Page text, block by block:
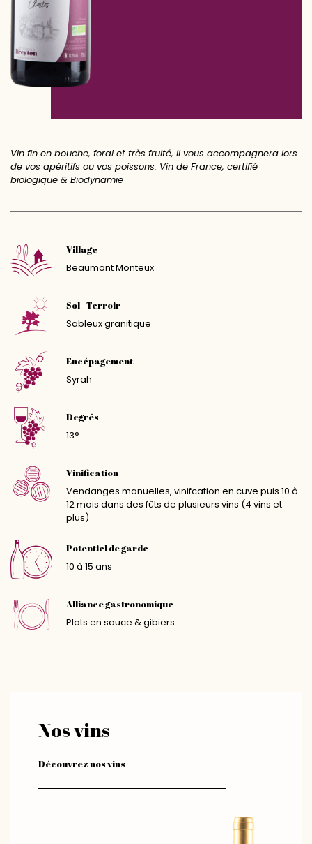
Vin fin en bouche, foral et très fruité, il vous accompagnera lors
de vos apéritifs ou vos poissons. Vin de France, certifié
biologique & Biodynamie
Village
Beaumont Monteux
Sol - Terroir
Sableux granitique
Encépagement
Syrah
Degrés
13°
Vinification
Vendanges manuelles, vinifcation en cuve puis 10 à
12 mois dans des fûts de plusieurs vins (4 vins et
plus)
Potentiel de garde
10 à 15 ans
Alliance gastronomique
Plats en sauce & gibiers
Nos vins
Découvrez nos vins